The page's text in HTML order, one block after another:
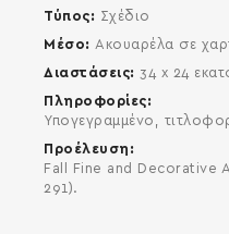
Τύπος
Σχέδιο
Μέσο
Ακουαρέλα σε
Διαστάσεις
34 x 24
Πληροφορίες
Υπογεγραμμένο,
Προέλευση
Fall Fine and Decorative
291).